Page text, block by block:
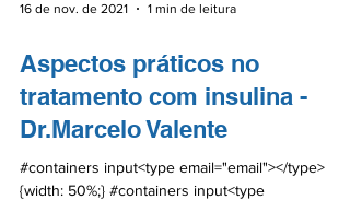
16 de nov. de 2021 1 min de leitura
Aspectos práticos no
tratamento com insulina -
Dr.Marcelo Valente
#containers input<type email="email"></type>
{width: 50%;} #containers input<type